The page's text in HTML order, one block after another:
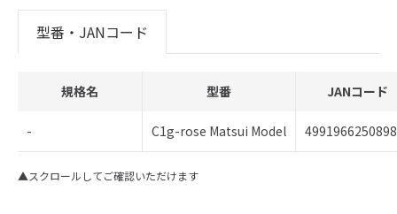
型番・JANコード
規格名 型番 JANコード
- C1g-rose Matsui Model 4991966250898
▲スクロールしてご確認いただけます